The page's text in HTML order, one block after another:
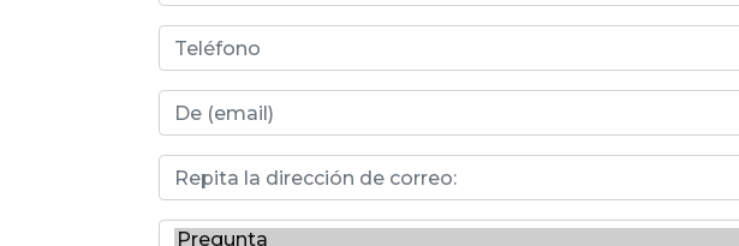
Asunto:*